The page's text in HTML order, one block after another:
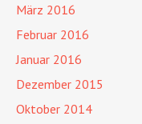
März 2016
Februar 2016
Januar 2016
Dezember 2015
Oktober 2014